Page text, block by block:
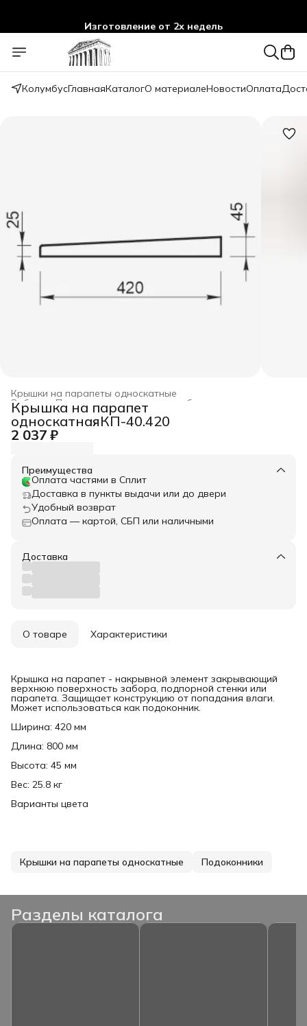
КолумбусГлавнаяКаталогО материалеНовостиОплата
Крышки на парапеты односкатные
Парапетные крышки для забора
Забор
Весь архитектурный декор
Главная ›
Крышка на парапет
односкатнаяКП-40.420
2 037 ₽
Преимущества
Оплата частями в Сплит
Доставка в пункты выдачи или до двери
Удобный возврат
Оплата — картой, СБП или наличными
Доставка
О товаре Характеристики
Крышка на парапет - накрывной элемент закрывающий
верхнюю поверхность забора, подпорной стенки или
парапета. Защищает конструкцию от попадания влаги.
Может использоваться как подоконник.
Ширина: 420 мм
Длина: 800 мм
Высота: 45 мм
Вес: 25.8 кг
Варианты цвета
Крышки на парапеты односкатные Подоконники
Разделы каталога